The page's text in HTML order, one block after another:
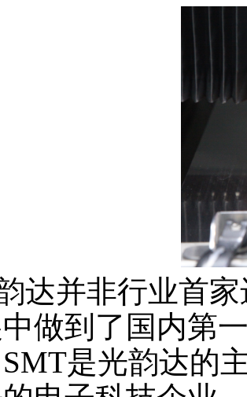
达并非行业首
做到了国内第
是光韵达的